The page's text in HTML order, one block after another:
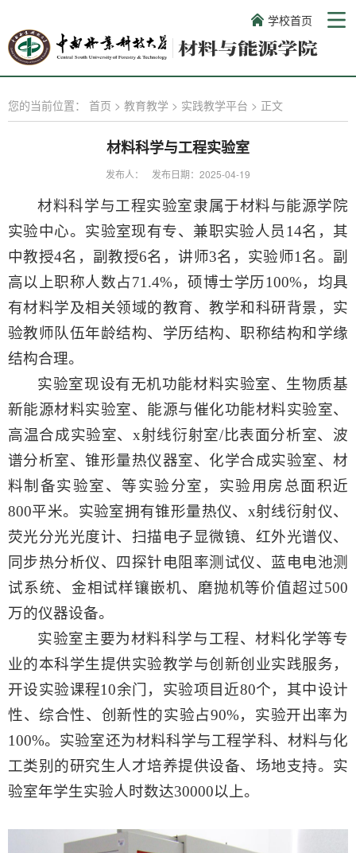
学校首页
您的当前位置： 首页 > 教育教学 > 实践教学平台 > 正文
材料科学与工程实验室
发布人： 发布日期：2025-04-19
材料科学与工程实验室隶属于材料与能源学院
实验中心。实验室现有专、兼职实验人员 14名，其
中教授4名，副教授6名，讲师3名，实验师1名。副
高以上职称人数占71.4%，硕博士学历100%，均具
有材料学及相关领域的教育、教学和科研背景，实
验教师队伍年龄结构、学历结构、职称结构和学缘
结构合理。
实验室现设有无机功能材料实验室、生物质基
新能源材料实验室、能源与催化功能材料实验室、
高温合成实验室、x射线衍射室/比表面分析室、波
谱分析室、锥形量热仪器室、化学合成实验室、材
料制备实验室、等实验分室，实验用房总面积近
800平米。实验室拥有锥形量热仪、x射线衍射仪、
荧光分光光度计、扫描电子显微镜、红外光谱仪、
同步热分析仪、四探针电阻率测试仪、蓝电电池测
试系统、金相试样镶嵌机、磨抛机等价值超过500
万的仪器设备。
实验室主要为材料科学与工程、材料化学等专
业的本科学生提供实验教学与创新创业实践服务，
开设实验课程10余门，实验项目近80个，其中设计
性、综合性、创新性的实验占90%，实验开出率为
100%。实验室还为材料科学与工程学科、材料与化
工类别的研究生人才培养提供设备、场地支持。实
验室年学生实验人时数达30000以上。